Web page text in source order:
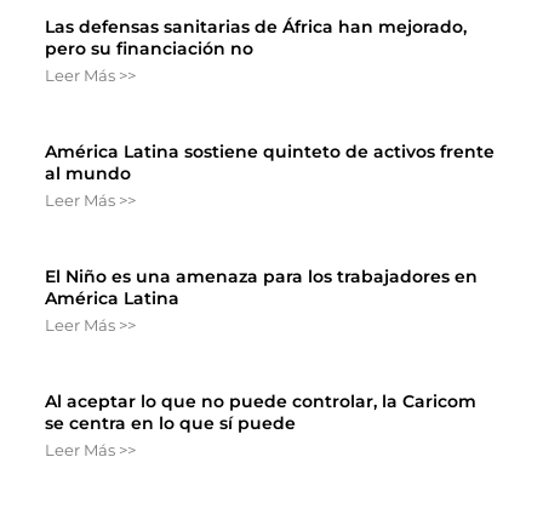
Las defensas sanitarias de África han mejorado,
pero su financiación no
Leer Más >>
América Latina sostiene quinteto de activos frente
al mundo
Leer Más >>
El Niño es una amenaza para los trabajadores en
América Latina
Leer Más >>
Al aceptar lo que no puede controlar, la Caricom
se centra en lo que sí puede
Leer Más >>